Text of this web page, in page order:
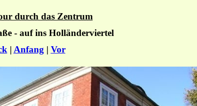
durch das Zentrum
- auf ins Holländerviertel
| Anfang | Vor